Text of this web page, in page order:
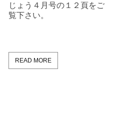
じょう４月号の１２頁をご
覧下さい。
READ MORE